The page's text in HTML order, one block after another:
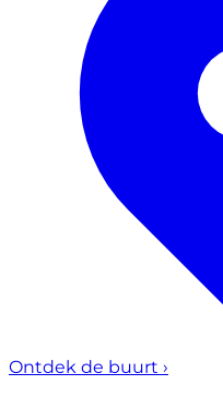
Ontdek de buurt ›